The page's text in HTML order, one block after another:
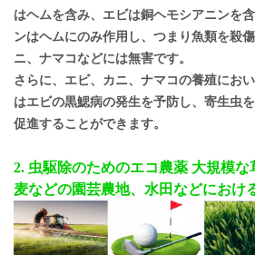
はヘムを含み、エビは銅ヘモシアニンを
ンはヘムにのみ作用し、つまり魚類を殺
ニ、ナマコなどには無害です。
さらに、エビ、カニ、ナマコの養殖にお
はエビの黒鰓病の発生を予防し、寄生虫
促進することができます。
2. 虫駆除のためのエコ農薬 大規模な
麦などの園芸農地、水田などにおけ